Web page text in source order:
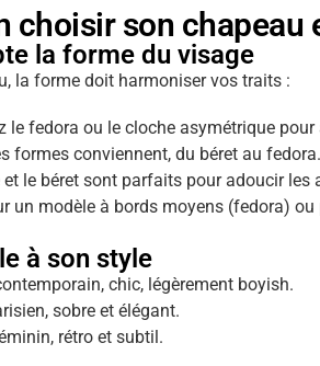
choisir son chapeau
la forme du visage
la forme doit harmoniser vos traits :
le fedora ou le cloche asymétrique
formes conviennent, du béret au fedora.
le béret sont parfaits pour adoucir les
un modèle à bords moyens (fedora)
à son style
chic, légèrement boyish.
sobre et élégant.
rétro et subtil.